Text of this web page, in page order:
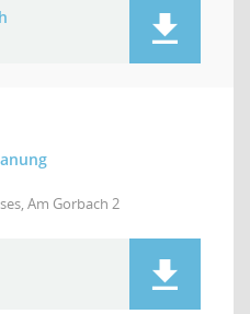
Am Gorbach 2